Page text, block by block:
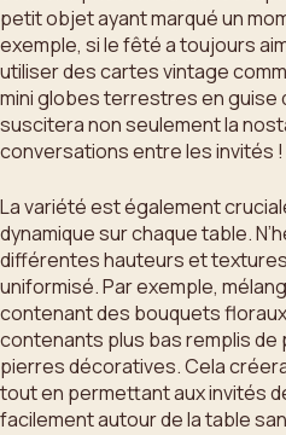
petit objet ayant marqué un
exemple, si le fêté a toujours
utiliser des cartes vintage
mini globes terrestres en guise
suscitera non seulement la
conversations entre les invités !
La variété est également
dynamique sur chaque table.
différentes hauteurs et
uniformisé. Par exemple,
contenant des bouquets
contenants plus bas remplis
pierres décoratives. Cela
tout en permettant aux invités
facilement autour de la table